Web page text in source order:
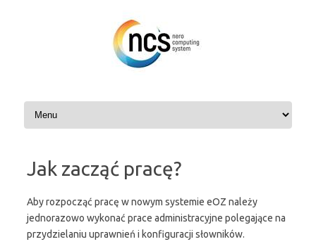
Jak zacząć pracę?
Aby rozpocząć pracę w nowym systemie eOZ należy
jednorazowo wykonać prace administracyjne polegające na
przydzielaniu uprawnień i konfiguracji słowników.